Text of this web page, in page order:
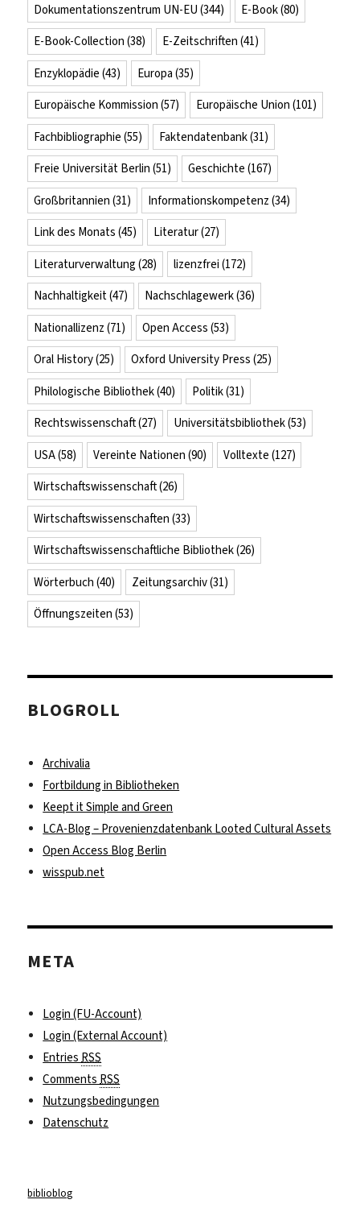
Dokumentationszentrum UN-EU (344) E-Book(80)
E-Book-Collection (38) E-Zeitschriften (41)
Enzyklopädie (43) Europa (35)
Europäische Kommission (57) Europäische Union (101)
Fachbibliographie (55) Faktendatenbank(31)
Freie Universität Berlin (51) Geschichte (167)
Großbritannien (31) Informationskompetenz (34)
Link des Monats (45) Literatur(27)
Literaturverwaltung (28) lizenzfrei (172)
Nachhaltigkeit(47) Nachschlagewerk(36)
Nationallizenz (71) Open Access (53)
Oral History(25) Oxford University Press (25)
Philologische Bibliothek(40) Politik(31)
Rechtswissenschaft(27) Universitätsbibliothek(53)
USA(58) Vereinte Nationen (90) Volltexte (127)
Wirtschaftswissenschaft(26)
Wirtschaftswissenschaften (33)
Wirtschaftswissenschaftliche Bibliothek(26)
Wörterbuch (40) Zeitungsarchiv(31)
Öffnungszeiten (53)
BLOGROLL
Archivalia
Fortbildung in Bibliotheken
Keept it Simple and Green
LCA-Blog – Provenienzdatenbank Looted Cultural Assets
Open Access Blog Berlin
wisspub.net
META
Login (FU-Account)
Login (External Account)
EntriesRSS
CommentsRSS
Nutzungsbedingungen
Datenschutz
biblioblog